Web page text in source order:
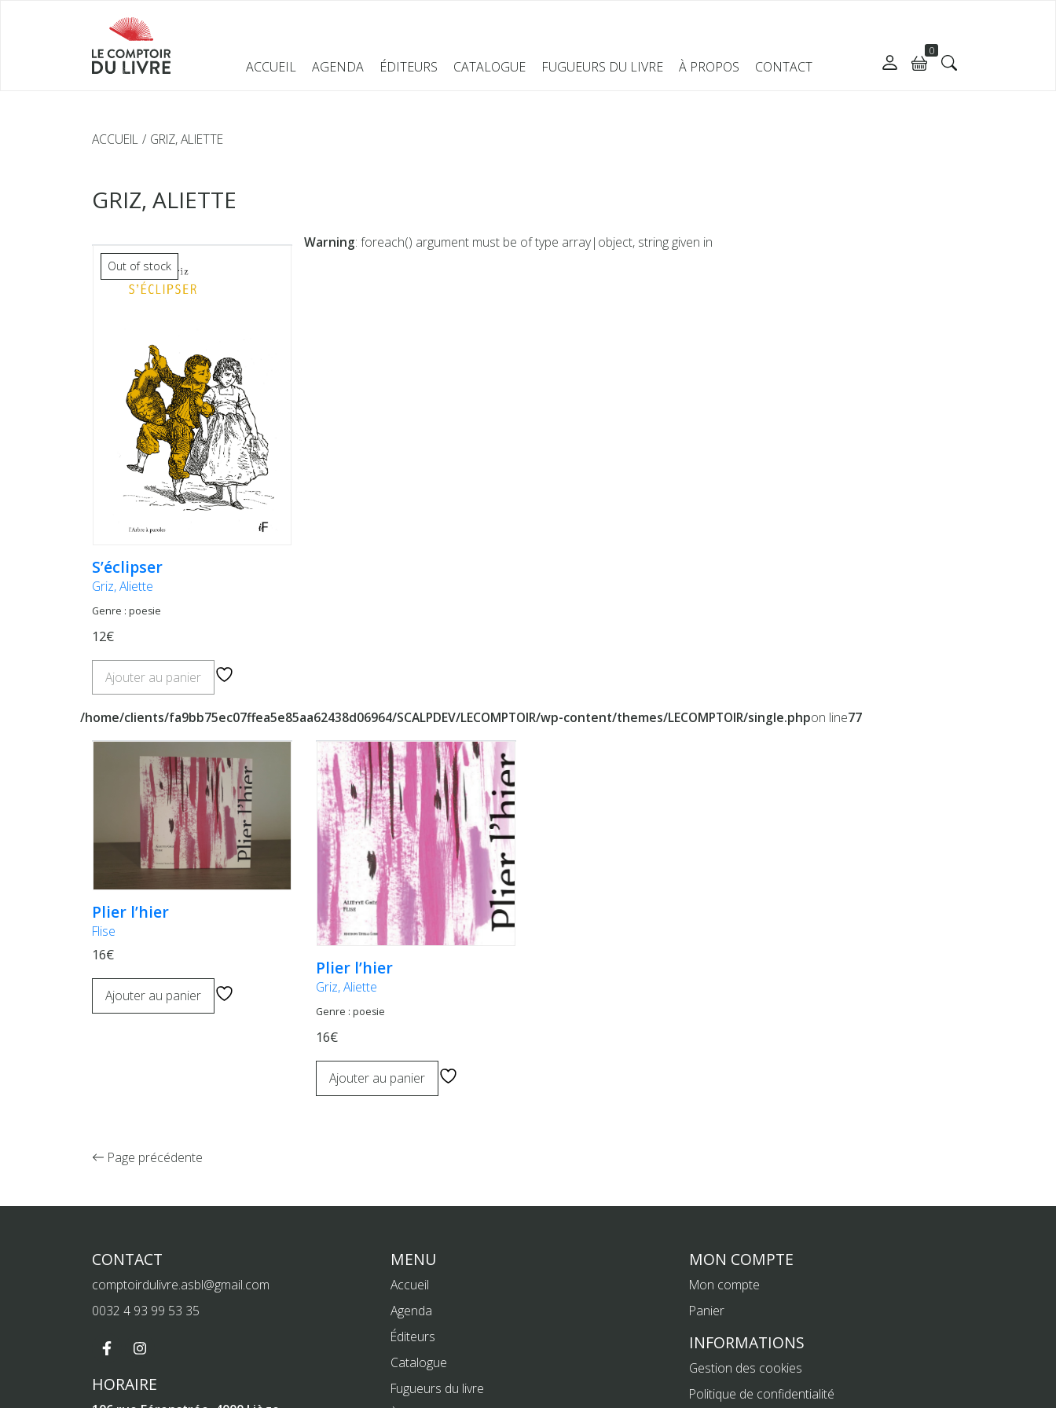
ACCUEIL AGENDA ÉDITEURS CATALOGUE FUGUEURS DU LIVRE À PROPOS CONTACT
0
ACCUEIL GRIZ, ALIETTE
GRIZ, ALIETTE
Out of stock
S’éclipser
Griz, Aliette
Genre : poesie
12€
Ajouter au panier
Warning: foreach() argument must be of type array|object, string given in
/home/clients/fa9bb75ec07ffea5e85aa62438d06964/SCALPDEV/LECOMPTOIR/wp-content/themes/LECOMPTOIR/single.phpon line77
Plier l’hier
Flise
16€
Ajouter au panier
Plier l’hier
Griz, Aliette
Genre : poesie
16€
Ajouter au panier
Page précédente
CONTACT
comptoirdulivre.asbl@gmail.com
0032 4 93 99 53 35
HORAIRE
MENU
Accueil
Agenda
Éditeurs
Catalogue
Fugueurs du livre
MON COMPTE
Mon compte
Panier
INFORMATIONS
Gestion des cookies
Politique de confidentialité